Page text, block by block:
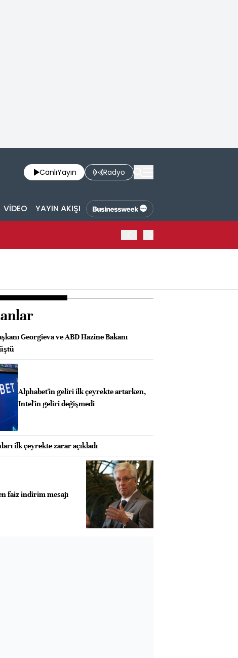
CanlıYayın Radyo
VİDEO YAYIN AKIŞI
Georgieva ve ABD Hazine Bakanı
Alphabet'in geliri ilk çeyrekte artarken,
Intel'in geliri değişmedi
ilk çeyrekte zarar açıkladı
faiz indirim mesajı